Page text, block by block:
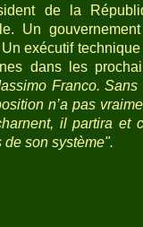
de la
Un
exécutif
dans les
Franco.
n’a pas
il partira
son système".